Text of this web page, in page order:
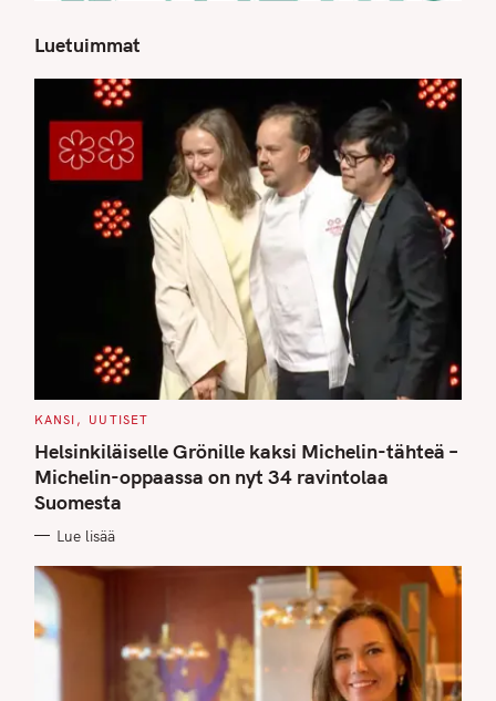
Luetuimmat
C
T
E
G
O
R
I
S
KANSI UUTISET
Helsinkiläiselle Grönille kaksi Michelin-tähteä –
Michelin-oppaassa on nyt 34 ravintolaa
Suomesta
Lue lisää